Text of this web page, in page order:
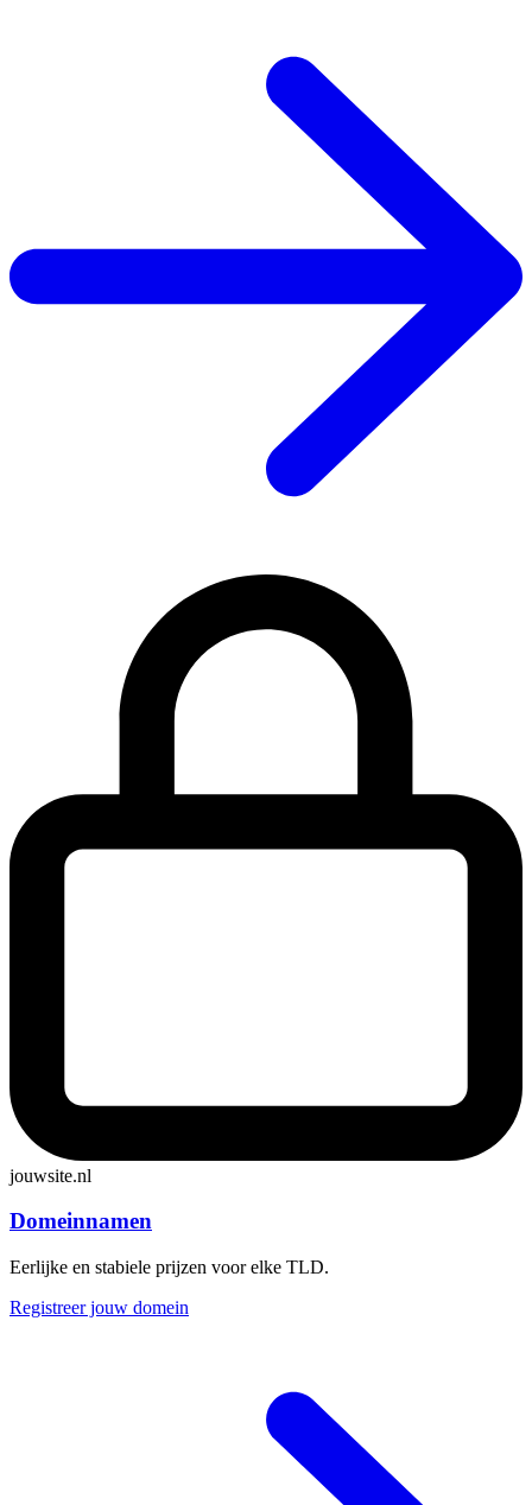
jouwsite.nl
Domeinnamen
Eerlijke en stabiele prijzen voor elke TLD.
Registreer jouw domein